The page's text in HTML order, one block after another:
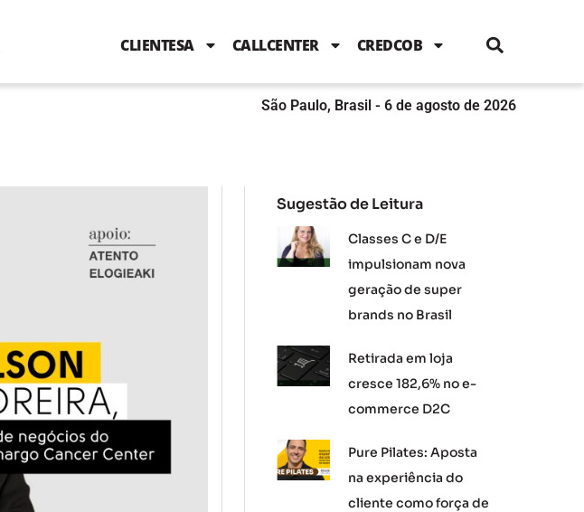
b
o
k
t
e
b
n
g
a
m
CLIENTESA CALLCENTER CREDCOB
São Paulo, Brasil - 6 de agosto de 2026
Sugestão de Leitura
Classes C e D/E
impulsionam nova
geração de super
brands no Brasil
Retirada em loja
cresce 182,6% no e-
commerce D2C
Pure Pilates: Aposta
na experiência do
cliente como força de